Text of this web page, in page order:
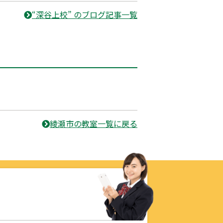
“深谷上校” のブログ記事一覧
綾瀬市の教室一覧に戻る